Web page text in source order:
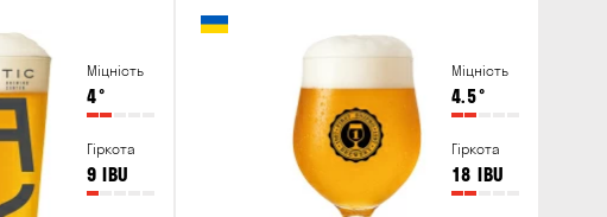
Міцність
4°
Гіркота
9 IBU
Міцність
4.5°
Гіркота
18 IBU